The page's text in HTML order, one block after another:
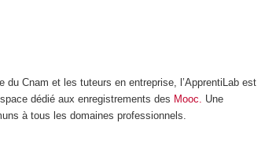
du Cnam et les tuteurs en entreprise, l’ApprentiLab est
dédié aux enregistrements des Mooc. Une
à tous les domaines professionnels.